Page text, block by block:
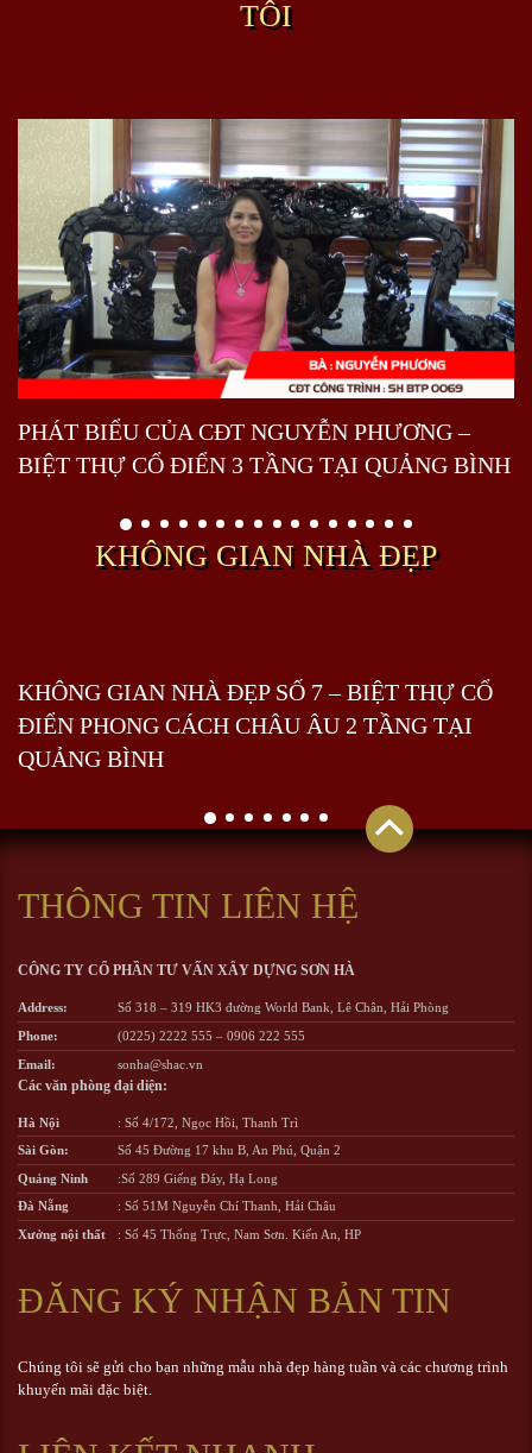
TÔI
PHÁT BIỂU CỦA CĐT NGUYỄN PHƯƠNG –
BIỆT THỰ CỔ ĐIỂN 3 TẦNG TẠI QUẢNG BÌNH
KHÔNG GIAN NHÀ ĐẸP
KHÔNG GIAN NHÀ ĐẸP SỐ 7 – BIỆT THỰ CỔ
ĐIỂN PHONG CÁCH CHÂU ÂU 2 TẦNG TẠI
QUẢNG BÌNH
THÔNG TIN LIÊN HỆ
CÔNG TY CỔ PHẦN TƯ VẤN XÂY DỰNG SƠN HÀ
Address:
Số 318 – 319 HK3 đường World Bank, Lê Chân, Hải Phòng
Phone:
(0225) 2222 555 – 0906 222 555
Email:
sonha@shac.vn
Các văn phòng đại diện:
Hà Nội
: Số 4/172, Ngọc Hồi, Thanh Trì
Sài Gòn:
Số 45 Đường 17 khu B, An Phú, Quận 2
Quảng Ninh
:Số 289 Giếng Đáy, Hạ Long
Đà Nẵng
: Số 51M Nguyễn Chí Thanh, Hải Châu
Xưởng nội thất
: Số 45 Thống Trực, Nam Sơn. Kiến An, HP
ĐĂNG KÝ NHẬN BẢN TIN
Chúng tôi sẽ gửi cho bạn những mẫu nhà đẹp hàng tuần và các chương trình
khuyến mãi đặc biệt.